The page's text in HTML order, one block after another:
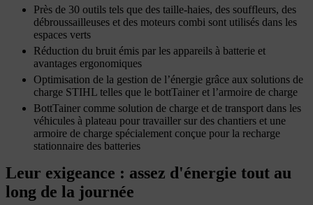
Près de 30 outils tels que des taille-haies, des souffleurs, des
débroussailleuses et des moteurs combi sont utilisés dans les
espaces verts
Réduction du bruit émis par les appareils à batterie et
avantages ergonomiques
Optimisation de la gestion de l’énergie grâce aux solutions de
charge STIHL telles que le bottTainer et l’armoire de charge
BottTainer comme solution de charge et de transport dans les
véhicules à plateau pour travailler sur des chantiers et une
armoire de charge spécialement conçue pour la recharge
stationnaire des batteries
Leur exigeance : assez d'énergie tout au
long de la journée